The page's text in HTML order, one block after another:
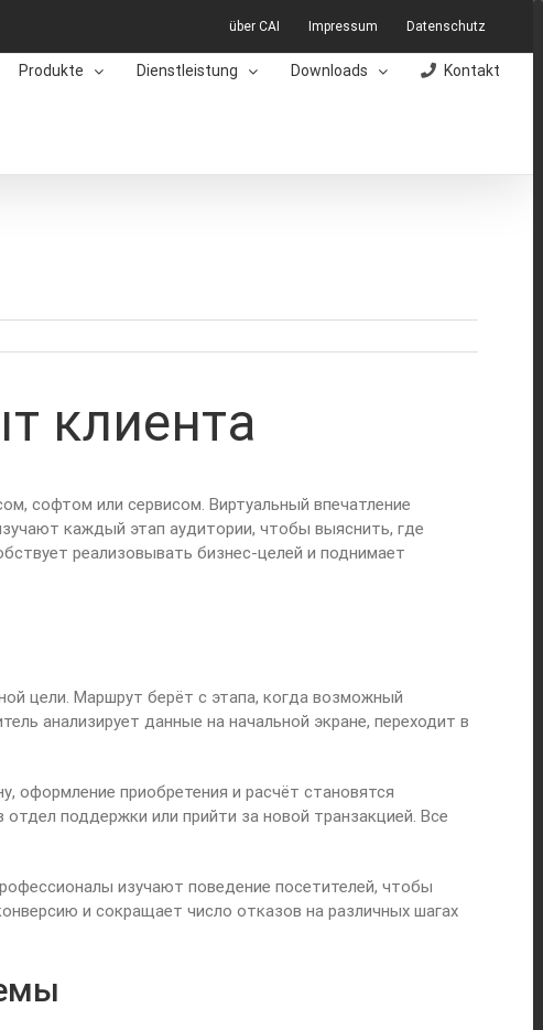
über CAI Impressum Datenschutz
Produkte Dienstleistung Downloads Kontakt
клиента
софтом или сервисом. Виртуальный впечатление
каждый этап аудитории, чтобы выяснить, где
реализовывать бизнес-целей и поднимает
цели. Маршрут берёт с этапа, когда возможный
анализирует данные на начальной экране, переходит в
оформление приобретения и расчёт становятся
поддержки или прийти за новой транзакцией. Все
изучают поведение посетителей, чтобы
и сокращает число отказов на различных шагах